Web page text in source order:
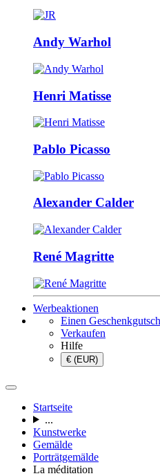
Andy Warhol
Henri Matisse
Pablo Picasso
Alexander Calder
René Magritte
Werbeaktionen
Einen
Verkaufen
Hilfe
€ (EUR)
Startseite
...
Kunstwerke
Gemälde
Porträtgemälde
La méditation